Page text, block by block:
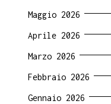
Maggio 2026
Aprile 2026
Marzo 2026
Febbraio 2026
Gennaio 2026